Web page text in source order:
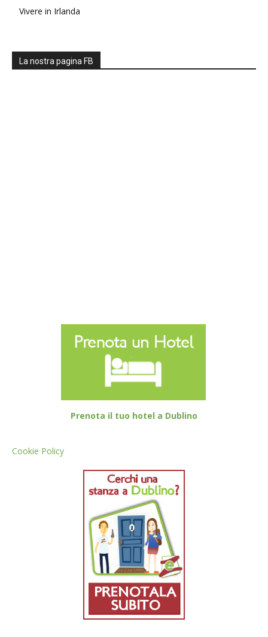
Vivere in Irlanda
La nostra pagina FB
Prenota il tuo hotel a Dublino
Cookie Policy